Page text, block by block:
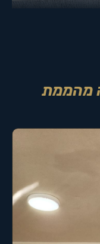
מהממת